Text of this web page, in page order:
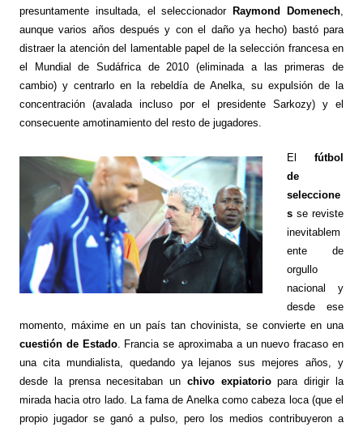
presuntamente insultada, el seleccionador Raymond Domenech,
aunque varios años después y con el daño ya hecho) bastó para
distraer la atención del lamentable papel de la selección francesa en
el Mundial de Sudáfrica de 2010 (eliminada a las primeras de
cambio) y centrarlo en la rebeldía de Anelka, su expulsión de la
concentración (avalada incluso por el presidente Sarkozy) y el
consecuente amotinamiento del resto de jugadores.
Elfútbol
de
seleccione
sse reviste
inevitablem
ente de
orgullo
nacional y
desde ese
momento, máxime en un país tan chovinista, se convierte en una
cuestión de Estado. Francia se aproximaba a un nuevo fracaso en
una cita mundialista, quedando ya lejanos sus mejores años, y
desde la prensa necesitaban un chivo expiatoriopara dirigir la
mirada hacia otro lado. La fama de Anelka como cabeza loca (que el
propio jugador se ganó a pulso, pero los medios contribuyeron a